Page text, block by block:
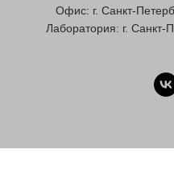
Офис: г. Санкт-
Лаборатория: г. Санкт-